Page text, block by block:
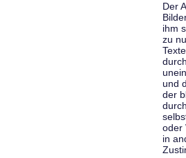
Der
ihm
zu
und
der
oder
in